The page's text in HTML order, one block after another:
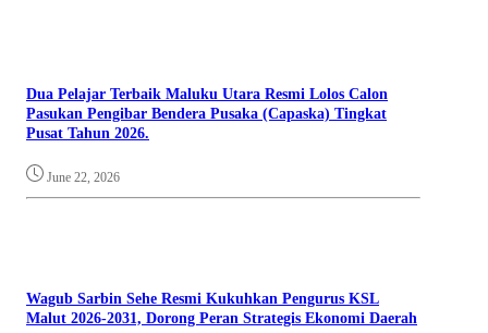
Dua Pelajar Terbaik Maluku Utara Resmi Lolos Calon
Pasukan Pengibar Bendera Pusaka (Capaska) Tingkat
Pusat Tahun 2026.
June 22, 2026
Wagub Sarbin Sehe Resmi Kukuhkan Pengurus KSL
Malut 2026-2031, Dorong Peran Strategis Ekonomi Daerah